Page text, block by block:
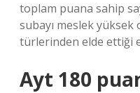
toplam puana sahip
subayı meslek yüksek
türlerinden elde ettiği
Ayt 180